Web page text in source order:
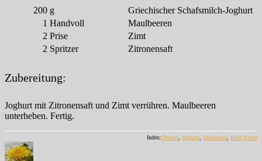
200 g
Griechischer Schafsmilch-Joghurt
1 Handvoll
Maulbeeren
2 Prise
Zimt
2 Spritzer Zitronensaft
Zubereitung:
Joghurt mit Zitronensaft und Zimt verrühren. Maulbeeren
unterheben. Fertig.
Index:Dessert Joghurt Maulbeere Blog-Event